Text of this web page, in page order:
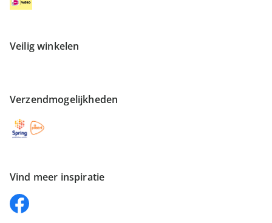
Veilig winkelen
Verzendmogelijkheden
Vind meer inspiratie